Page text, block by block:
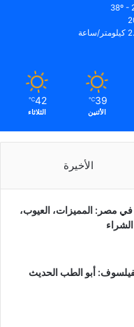
ساعة
39
℃
الأثنين
42
℃
الثلاثاء
الأخيرة
في مصر: المميزات، العيوب،
أبو الطب الحديث